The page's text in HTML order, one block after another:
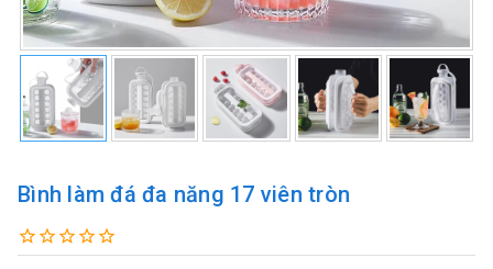
Bình làm đá đa năng 17 viên tròn